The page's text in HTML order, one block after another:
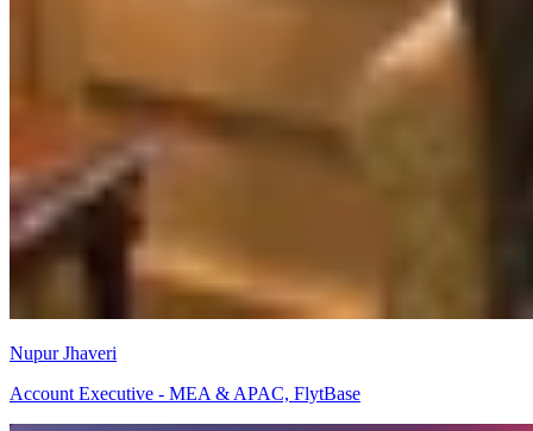
Nupur Jhaveri
Account Executive - MEA & APAC, FlytBase